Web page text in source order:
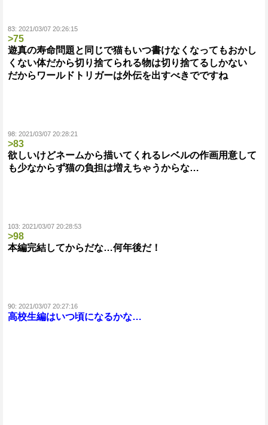
83: 2021/03/07 20:26:15
>75
遊真の寿命問題と同じで猫もいつ書けなくなってもおかし
くない体だから切り捨てられる物は切り捨てるしかない
だからワールドトリガーは外伝を出すべきでですね
98: 2021/03/07 20:28:21
>83
欲しいけどネームから描いてくれるレベルの作画用意して
も少なからず猫の負担は増えちゃうからな…
103: 2021/03/07 20:28:53
>98
本編完結してからだな…何年後だ！
90: 2021/03/07 20:27:16
高校生編はいつ頃になるかな…